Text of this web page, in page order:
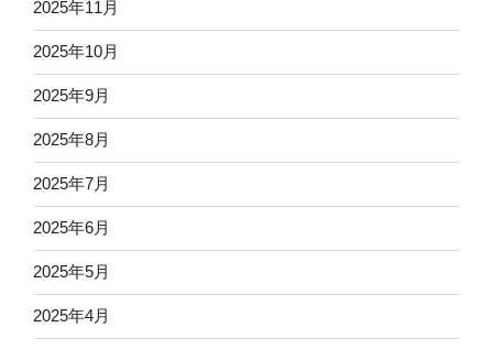
2025年11月
2025年10月
2025年9月
2025年8月
2025年7月
2025年6月
2025年5月
2025年4月